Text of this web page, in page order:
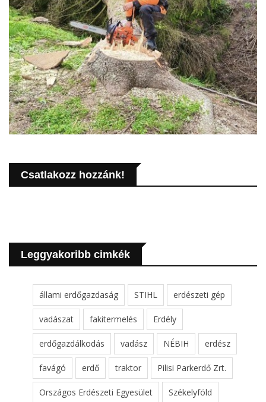
Csatlakozz hozzánk!
Leggyakoribb cimkék
állami erdőgazdaság STIHL erdészeti gép
vadászat fakitermelés Erdély
erdőgazdálkodás vadász NÉBIH erdész
favágó erdő traktor Pilisi Parkerdő Zrt.
Országos Erdészeti Egyesület Székelyföld